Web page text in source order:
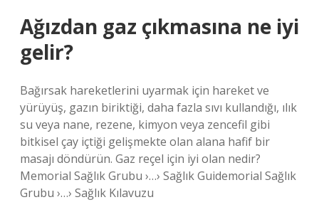
Ağızdan gaz çıkmasına ne iyi
gelir?
Bağırsak hareketlerini uyarmak için hareket ve
yürüyüş, gazın biriktiği, daha fazla sıvı kullandığı, ılık
su veya nane, rezene, kimyon veya zencefil gibi
bitkisel çay içtiği gelişmekte olan alana hafif bir
masajı döndürün. Gaz reçel için iyi olan nedir?
Memorial Sağlık Grubu ›…› Sağlık Guidemorial Sağlık
Grubu ›…› Sağlık Kılavuzu